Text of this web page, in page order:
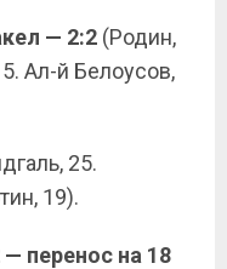
— 2:2 (Родин,
Ал-й Белоусов,
25.
19).
перенос на 18